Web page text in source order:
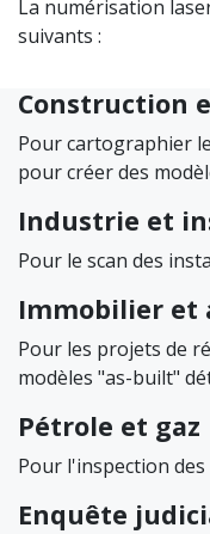
La numérisation
suivants :
Construction
Pour cartographier
pour créer des
Industrie et
Pour le scan des
Immobilier et
Pour les projets de
modèles "as-built"
Pétrole et gaz
Pour l'inspection
Enquête